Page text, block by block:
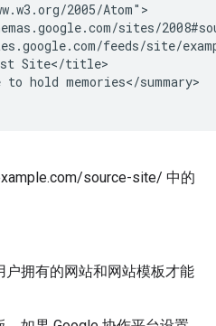
2005/Atom">
sites/
feeds/site/
Site</title>
to hold memories</summary>
source-site/ 中的
户拥有的网站和网站模板才能